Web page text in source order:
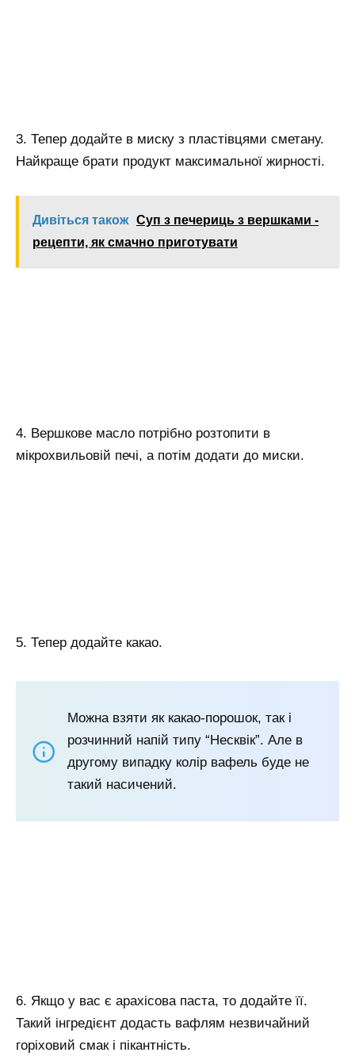
3. Тепер додайте в миску з пластівцями сметану.
Найкраще брати продукт максимальної жирності.
Дивіться також Суп з печериць з вершками -
рецепти, як смачно приготувати
4. Вершкове масло потрібно розтопити в
мікрохвильовій печі, а потім додати до миски.
5. Тепер додайте какао.
Можна взяти як какао-порошок, так і
розчинний напій типу “Несквік”. Але в
другому випадку колір вафель буде не
такий насичений.
6. Якщо у вас є арахісова паста, то додайте її.
Такий інгредієнт додасть вафлям незвичайний
горіховий смак і пікантність.